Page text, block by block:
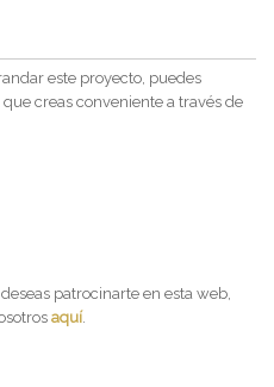
este proyecto, puedes
creas conveniente a través de
patrocinarte en esta web,
aquí.